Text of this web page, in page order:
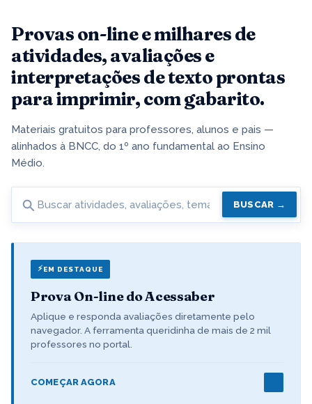
Provas on-line e milhares de
atividades, avaliações e
interpretações de texto prontas
para imprimir, com gabarito.
Materiais gratuitos para professores, alunos e pais —
alinhados à BNCC, do 1º ano fundamental ao Ensino
Médio.
BUSCAR →
EM DESTAQUE
Prova On-line do Acessaber
Aplique e responda avaliações diretamente pelo
navegador. A ferramenta queridinha de mais de 2 mil
professores no portal.
COMEÇAR AGORA